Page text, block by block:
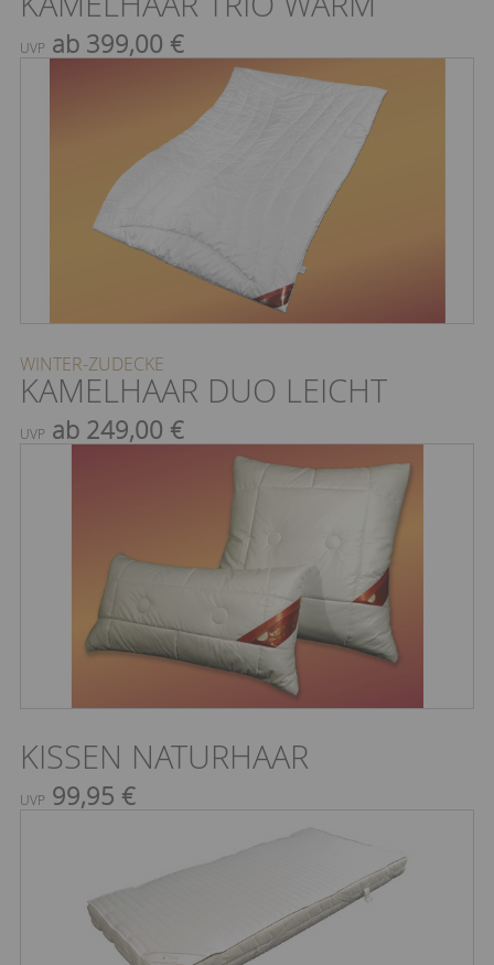
UVP ab 399,00 €
WINTER-ZUDECKE
KAMELHAAR DUO LEICHT
UVP ab 249,00 €
KISSEN NATURHAAR
UVP 99,95 €